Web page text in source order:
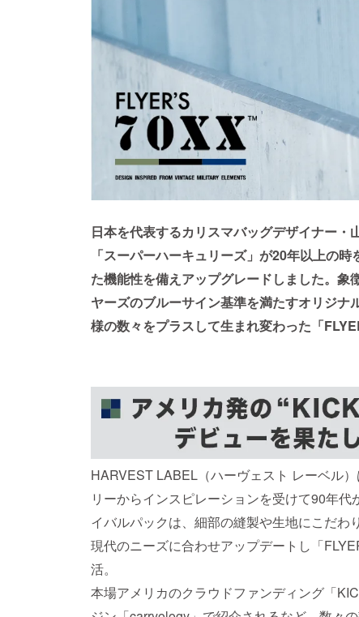
日本を代表するカリスマバッグデザイナー
「スーパーハーキュリーズ」が20年以上の
た機能性を備えアップグレードしました。
ヤーズのブルーサイン基準を満たすオリジ
様の数々をプラスして生まれ変わった「
HARVEST LABEL（ハーヴェスト レーベル
リーからインスピレーションを受けて90年
イバルパックは、細部の縫製や生地にこだ
現代のニーズに合わせアップデートし「
活。
本場アメリカのクラウドファンディング「